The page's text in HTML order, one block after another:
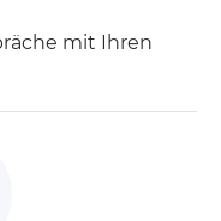
mit Ihren